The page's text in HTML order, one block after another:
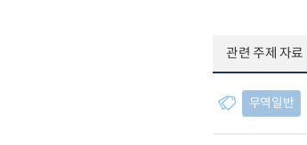
관련 주제 자료
무역일반